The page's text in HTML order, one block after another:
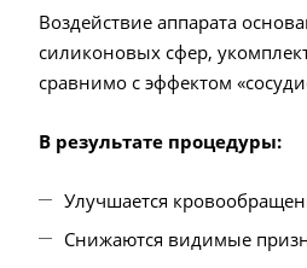
Воздействие аппарата
силиконовых сфер,
сравнимо с эффектом
В результате процедуры:
Улучшается
Снижаются видимые